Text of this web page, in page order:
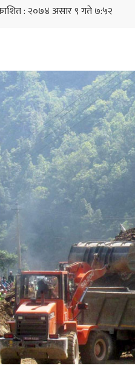
: २०७४ असार ९ गते ७:५२